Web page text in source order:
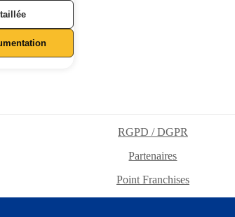
RGPD / DGPR
Partenaires
Point Franchises